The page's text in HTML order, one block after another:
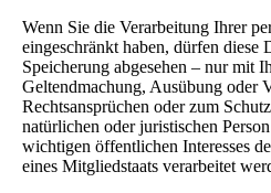
Wenn Sie die Verarbeitung Ihrer
eingeschränkt haben, dürfen diese
Speicherung abgesehen – nur mit
Geltendmachung, Ausübung oder
Rechtsansprüchen oder zum
natürlichen oder juristischen
wichtigen öffentlichen Interesses
eines Mitgliedstaats verarbeitet